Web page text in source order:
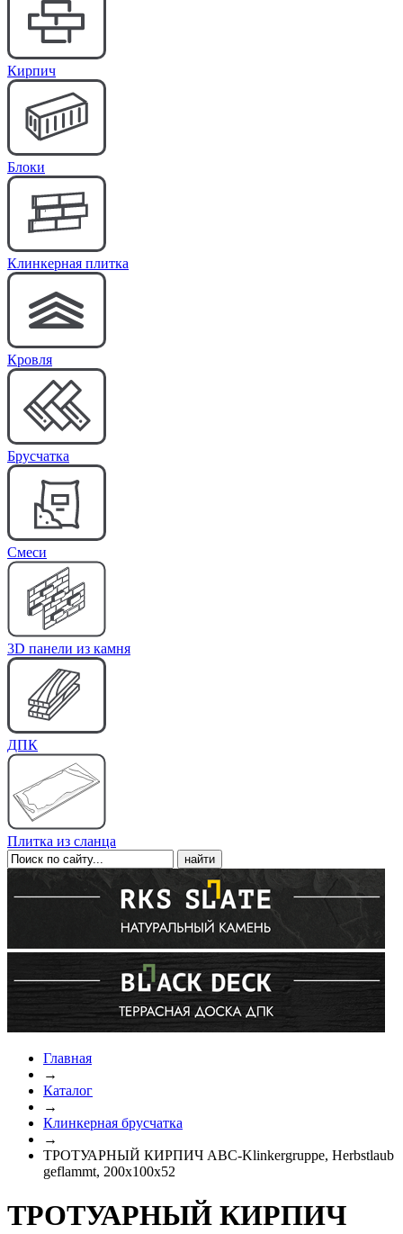
Кирпич
Блоки
Клинкерная плитка
Кровля
Брусчатка
Cмеси
3D панели из камня
ДПК
Плитка из сланца
Главная
→
Каталог
→
Клинкерная брусчатка
→
ТРОТУАРНЫЙ КИРПИЧ ABC-Klinkergruppe, Herbstlaub
geflammt, 200х100х52
ТРОТУАРНЫЙ КИРПИЧ